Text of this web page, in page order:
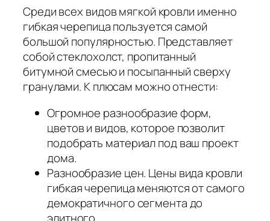
Среди всех видов мягкой кровли именно
гибкая черепица пользуется самой
большой популярностью. Представляет
собой стеклохолст, пропитанный
битумной смесью и посыпанный сверху
гранулами. К плюсам можно отнести:
Огромное разнообразие форм,
цветов и видов, которое позволит
подобрать материал под ваш проект
дома.
Разнообразие цен. Цены вида кровли
гибкая черепица меняются от самого
демократичного сегмента до
элитного.